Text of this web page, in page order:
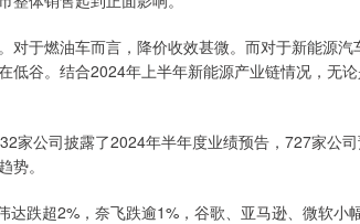
燃油车而言，降价收效甚微。而对于新能源汽
谷。结合2024年上半年新能源产业链情况，无
家公司披露了2024年半年度业绩预告，727家公
。
跌超2%，奈飞跌逾1%，谷歌、亚马逊、微软小